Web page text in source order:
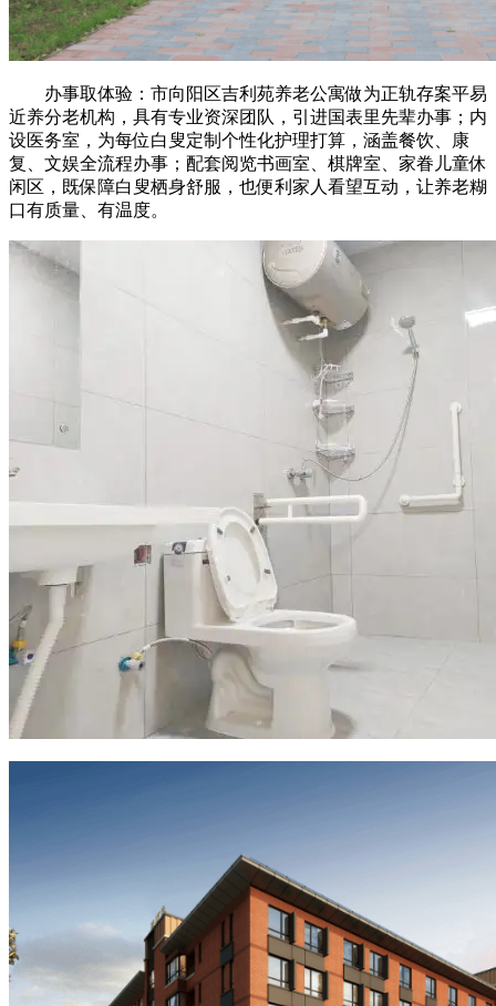
办事取体验：市向阳区吉利苑养老公寓做为正轨存案平易
近养分老机构，具有专业资深团队，引进国表里先辈办事；内
设医务室，为每位白叟定制个性化护理打算，涵盖餐饮、康
复、文娱全流程办事；配套阅览书画室、棋牌室、家眷儿童休
闲区，既保障白叟栖身舒服，也便利家人看望互动，让养老糊
口有质量、有温度。